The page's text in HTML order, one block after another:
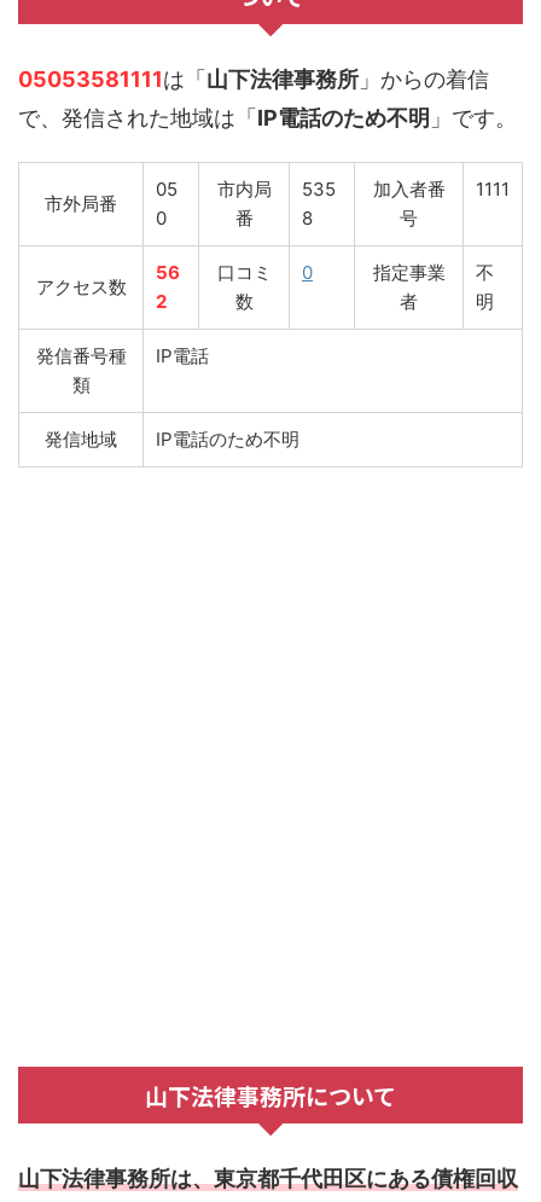
05053581111は「山下法律事務所 」からの着信
で、発信された地域は「IP電話のため不明 」です。
市外局番
05
0
市内局
番
535
8
加入者番
号
1111
アクセス数
56
2
口コミ
数
0
指定事業
者
不
明
発信番号種
類
IP電話
発信地域 IP電話のため不明
山下法律事務所について
山下法律事務所は、東京都千代田区にある債権回収